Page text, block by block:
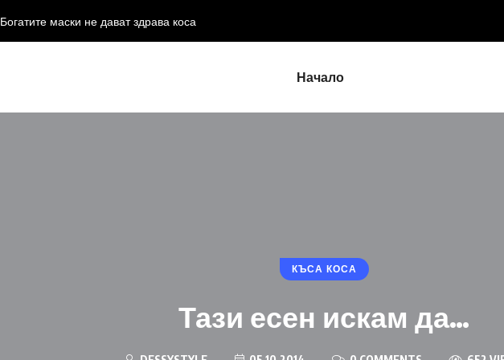
Богатите маски не дават здрава коса
Начало
КЪСА КОСА
Тази есен искам да…